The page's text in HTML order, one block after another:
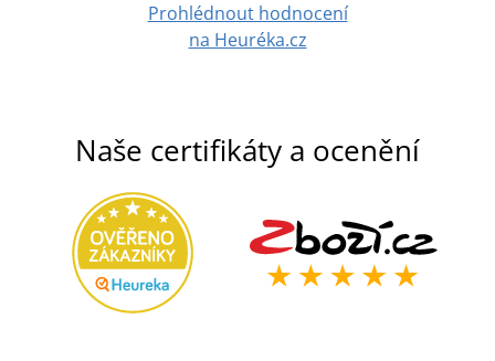
Prohlédnout hodnocení
na Heuréka.cz
Naše certifikáty a ocenění